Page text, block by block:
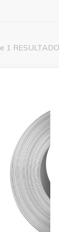
1